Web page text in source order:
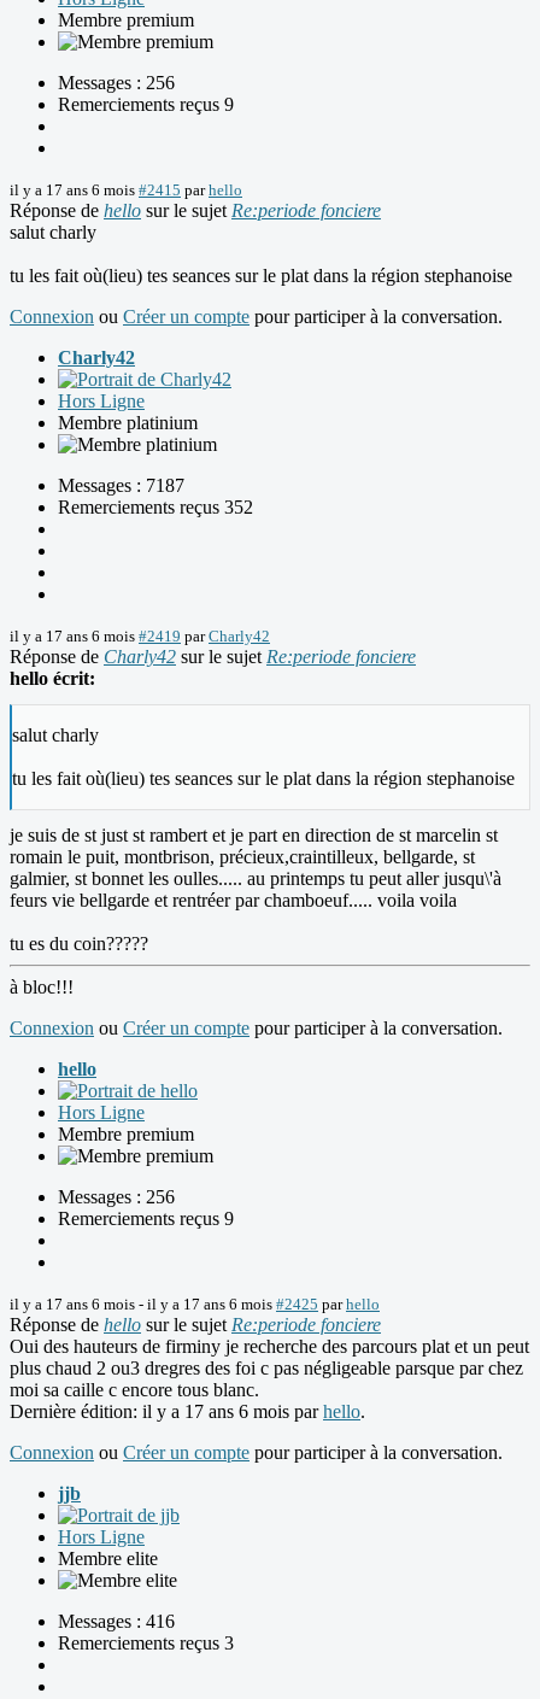
Membre premium
Messages : 256
Remerciements reçus 9
il y a 17 ans 6 mois #2415 parhello
Réponse de hello sur le sujet Re:periode fonciere
salut charly
tu les fait où(lieu) tes seances sur le plat dans la région stephanoise
Connexion ou Créer un compte pour participer à la conversation.
Charly42
Hors Ligne
Membre platinium
Messages : 7187
Remerciements reçus 352
il y a 17 ans 6 mois #2419 parCharly42
Réponse de Charly42 sur le sujet Re:periode fonciere
hello écrit:
salut charly
tu les fait où(lieu) tes seances sur le plat dans la région stephanoise
je suis de st just st rambert et je part en direction de st marcelin st
romain le puit, montbrison, précieux,craintilleux, bellgarde, st
galmier, st bonnet les oulles..... au printemps tu peut aller jusqu\'à
feurs vie bellgarde et rentréer par chamboeuf..... voila voila
tu es du coin?????
à bloc!!!
Connexion ou Créer un compte pour participer à la conversation.
hello
Hors Ligne
Membre premium
Messages : 256
Remerciements reçus 9
il y a 17 ans 6 mois - il y a 17 ans 6 mois #2425 parhello
Réponse de hello sur le sujet Re:periode fonciere
Oui des hauteurs de firminy je recherche des parcours plat et un peut
plus chaud 2 ou3 dregres des foi c pas négligeable parsque par chez
moi sa caille c encore tous blanc.
Dernière édition: il y a 17 ans 6 mois parhello.
Connexion ou Créer un compte pour participer à la conversation.
jjb
Hors Ligne
Membre elite
Messages : 416
Remerciements reçus 3